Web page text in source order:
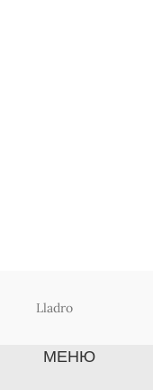
Lladro
МЕНЮ